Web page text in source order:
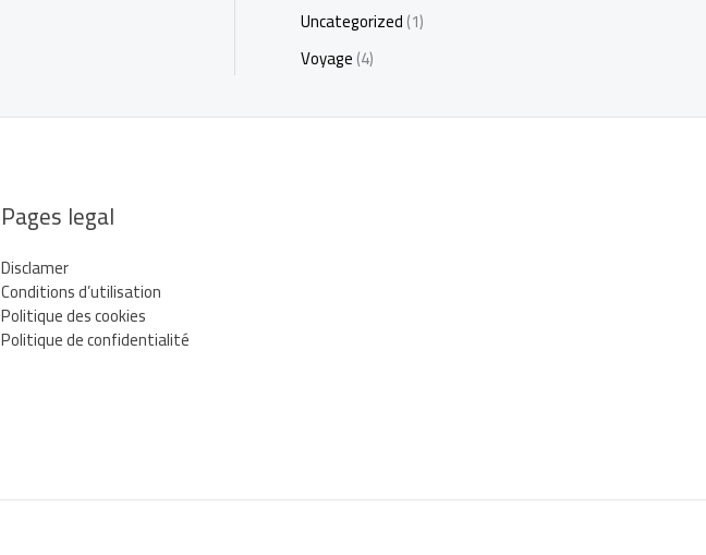
Uncategorized(1)
Voyage(4)
Pages legal
Disclamer
Conditions d’utilisation
Politique des cookies
Politique de confidentialité